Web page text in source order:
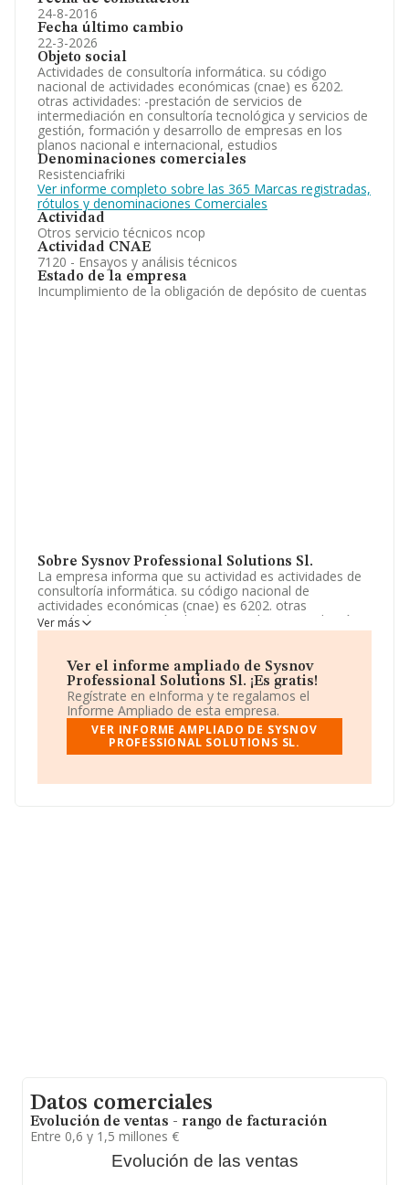
24-8-2016
Fecha último cambio
22-3-2026
Objeto social
Actividades de consultoría informática. su código
nacional de actividades económicas (cnae) es 6202.
otras actividades: -prestación de servicios de
intermediación en consultoría tecnológica y servicios de
gestión, formación y desarrollo de empresas en los
planos nacional e internacional, estudios
Denominaciones comerciales
Resistenciafriki
Ver informe completo sobre las 365 Marcas registradas,
rótulos y denominaciones Comerciales
Actividad
Otros servicio técnicos ncop
Actividad CNAE
7120 - Ensayos y análisis técnicos
Estado de la empresa
Incumplimiento de la obligación de depósito de cuentas
Sobre Sysnov Professional Solutions Sl.
La empresa informa que su actividad es actividades de
consultoría informática. su código nacional de
actividades económicas (cnae) es 6202. otras
actividades: -prestación de servicios de intermediación
en consultoría tecnológica y servicios de gestión,
nacional e internacional, estudios. La sociedad está
registrada como Sociedad Limitada. Tiene CNAE: 7120 -
'Ensayos y análisis técnicos'. La empresa no tiene
actividad en mercados exteriores.
El número de empleados ha crecido un 43% y teniendo
en cuenta la información disponible en INFORMA, ha
media de sector.
Ver más
Ver el informe ampliado de Sysnov
Professional Solutions Sl. ¡Es gratis!
Regístrate en eInforma y te regalamos el
Informe Ampliado de esta empresa.
VER INFORME AMPLIADO DE SYSNOV
PROFESSIONAL SOLUTIONS SL.
Datos comerciales
Evolución de ventas - rango de facturación
Entre 0,6 y 1,5 millones €
Evolución de las ventas